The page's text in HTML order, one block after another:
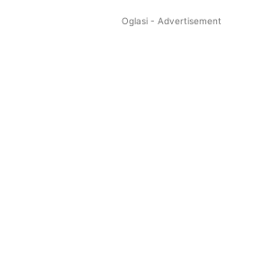
Oglasi - Advertisement